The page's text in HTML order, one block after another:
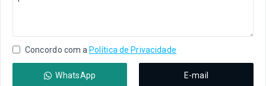
Concordo com a Política de Privacidade
WhatsApp E-mail